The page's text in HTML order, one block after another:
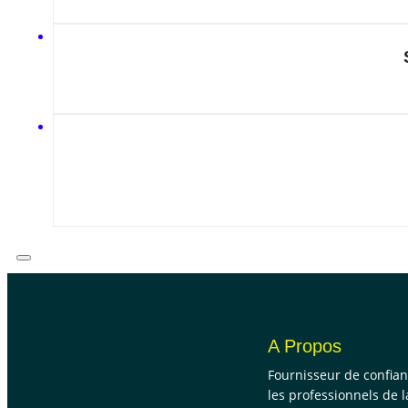
A Propos
Fournisseur de
les professionnels de